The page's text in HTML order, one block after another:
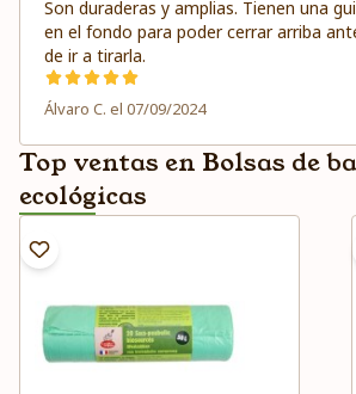
Son duraderas y amplias. Tienen una
en el fondo para poder cerrar arriba
de ir a tirarla.
Álvaro C. el 07/09/2024
Top ventas en Bolsas de
ecológicas